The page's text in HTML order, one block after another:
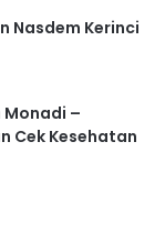
Nasdem Kerinci
Monadi –
Cek Kesehatan